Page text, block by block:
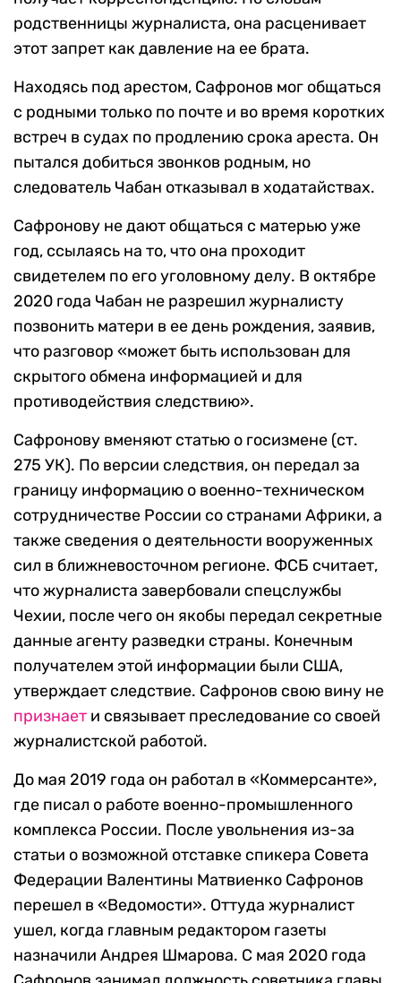
родственницы журналиста, она расценивает
этот запрет как давление на ее брата.
Находясь под арестом, Сафронов мог общаться
с родными только по почте и во время коротких
встреч в судах по продлению срока ареста. Он
пытался добиться звонков родным, но
следователь Чабан отказывал в ходатайствах.
Сафронову не дают общаться с матерью уже
год, ссылаясь на то, что она проходит
свидетелем по его уголовному делу. В октябре
2020 года Чабан не разрешил журналисту
позвонить матери в ее день рождения, заявив,
что разговор «может быть использован для
скрытого обмена информацией и для
противодействия следствию».
Сафронову вменяют статью о госизмене (ст.
275 УК). По версии следствия, он передал за
границу информацию о военно-техническом
сотрудничестве России со странами Африки, а
также сведения о деятельности вооруженных
сил в ближневосточном регионе. ФСБ считает,
что журналиста завербовали спецслужбы
Чехии, после чего он якобы передал секретные
данные агенту разведки страны. Конечным
получателем этой информации были США,
утверждает следствие. Сафронов свою вину не
признает и связывает преследование со своей
журналистской работой.
До мая 2019 года он работал в «Коммерсанте»,
где писал о работе военно-промышленного
комплекса России. После увольнения из-за
статьи о возможной отставке спикера Совета
Федерации Валентины Матвиенко Сафронов
перешел в «Ведомости». Оттуда журналист
ушел, когда главным редактором газеты
назначили Андрея Шмарова. С мая 2020 года